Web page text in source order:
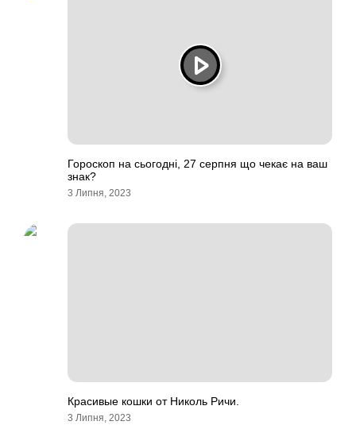
Гороскоп на сьогодні, 27 серпня що чекає на ваш
знак?
3 Липня, 2023
Красивые кошки от Николь Ричи.
3 Липня, 2023